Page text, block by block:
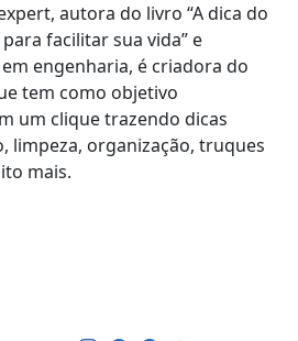
autora do livro “A dica do
facilitar sua vida” e
engenharia, é criadora do
tem como objetivo
um clique trazendo dicas
limpeza, organização, truques
mais.